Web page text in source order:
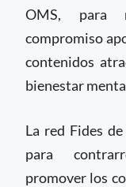
OMS, para
compromiso
contenidos
bienestar
La red Fides
para
promover los